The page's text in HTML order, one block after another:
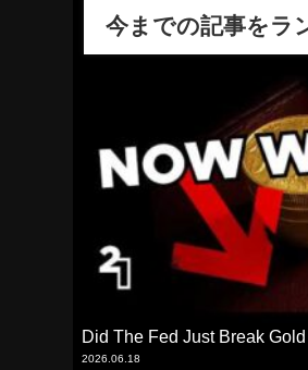
今までの記事をラ
Did The Fed Just Break
2026.06.18